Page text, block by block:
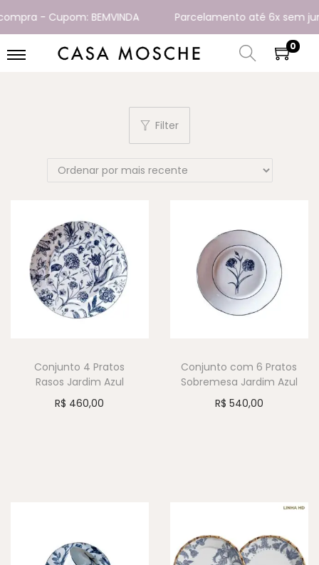
- Cupom: BEMVINDA Parcelamento até 6x sem juros
0
Filter
Conjunto 4 Pratos
Rasos Jardim Azul
R$ 460,00
Conjunto com 6 Pratos
Sobremesa Jardim Azul
R$ 540,00